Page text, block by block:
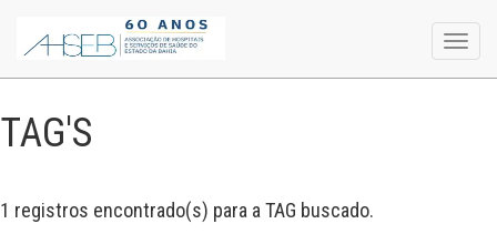
TAG'S
1 registros encontrado(s) para a TAG buscado.